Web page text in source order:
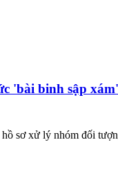
'bài binh sập xám'
sơ xử lý nhóm đối